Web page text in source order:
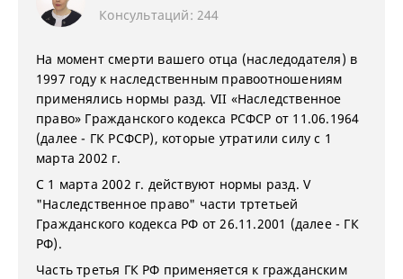
Консультаций: 244
На момент смерти вашего отца (наследодателя) в
1997 году к наследственным правоотношениям
применялись нормы разд. VII «Наследственное
право» Гражданского кодекса РСФСР от 11.06.1964
(далее - ГК РСФСР), которые утратили силу с 1
марта 2002 г.
С 1 марта 2002 г. действуют нормы разд. V
"Наследственное право" части тртетьей
Гражданского кодекса РФ от 26.11.2001 (далее - ГК
РФ).
Часть третья ГК РФ применяется к гражданским